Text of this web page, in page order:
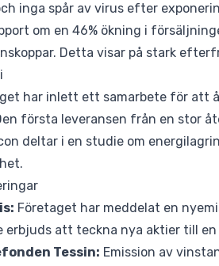
inga spår av virus efter
om en 46% ökning i
Detta visar på stark
har inlett ett samarbete för att
första leveransen från en stor
deltar i en studie om
Företaget har meddelat en
erbjuds att teckna nya aktier till
Tessin: Emission av